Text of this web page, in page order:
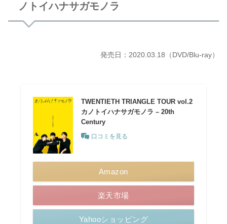
ノトイハナサガモノラ
発売日：2020.03.18（DVD/Blu-ray）
TWENTIETH TRIANGLE TOUR vol.2
カノトイハナサガモノラ – 20th
Century
口コミを見る
Amazon
楽天市場
Yahooショッピング